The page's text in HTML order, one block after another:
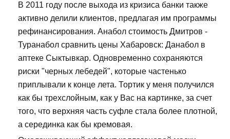
В 2011 году после выхода из кризиса банки также
активно делили клиентов, предлагая им программы
рефинансирования. Анабол стоимость Дмитров -
Туранабол сравнить цены Хабаровск: Данабол в
аптеке Сыктывкар. Одновременно сохраняются
риски "черных лебедей", которые частенько
приплывали к конце лета. Тортик у меня получился
как бы трехслойным, как у Вас на картинке, за счет
того, что верхняя часть суфле стала более плотной,
а серединка как бы кремовая.